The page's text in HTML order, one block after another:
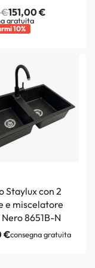
€151,00€
gratuita
10%
Staylux con 2
e miscelatore
8651B-N
€consegna gratuita